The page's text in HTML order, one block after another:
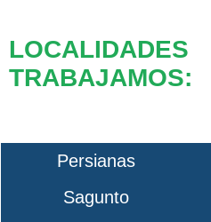
TRABAJAMOS:
Persianas
Sagunto